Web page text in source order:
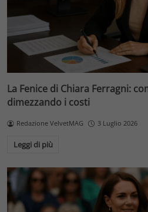
La Fenice di Chiara Ferragni:
dimezzando i costi
Redazione VelvetMAG 3 Luglio 2026
Leggi di più